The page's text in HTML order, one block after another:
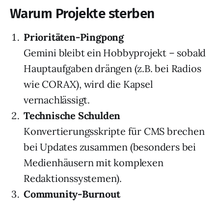
Warum Projekte sterben
Prioritäten-Pingpong
Gemini bleibt ein Hobbyprojekt – sobald
Hauptaufgaben drängen (z.B. bei Radios
wie CORAX), wird die Kapsel
vernachlässigt.
Technische Schulden
Konvertierungsskripte für CMS brechen
bei Updates zusammen (besonders bei
Medienhäusern mit komplexen
Redaktionssystemen).
Community-Burnout